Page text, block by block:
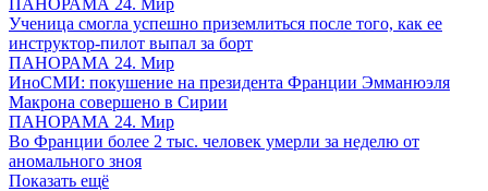
Ученица смогла успешно приземлиться после того, как ее
инструктор-пилот выпал за борт
ПАНОРАМА 24. Мир
ИноСМИ: покушение на президента Франции Эмманюэля
Макрона совершено в Сирии
ПАНОРАМА 24. Мир
Во Франции более 2 тыс. человек умерли за неделю от
аномального зноя
Показать ещё